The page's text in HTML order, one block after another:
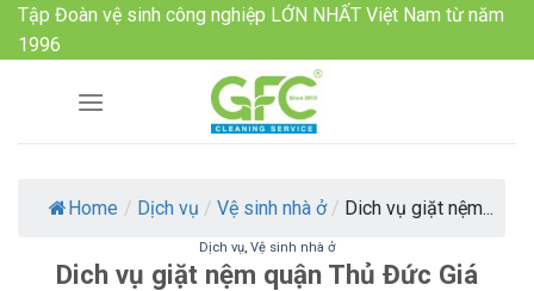
SkipTập Đoàn vệ sinh công nghiệp LỚN NHẤT Việt Nam từ năm
1996
Home / Dịch vụ / Vệ sinh nhà ở / Dich vụ giặt nệm...
Dịch vụ, Vệ sinh nhà ở
Dich vụ giặt nệm quận Thủ Đức Giá